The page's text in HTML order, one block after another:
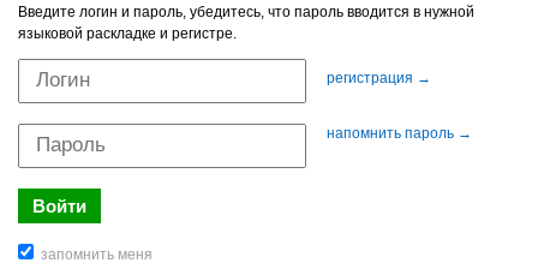
Введите логин и пароль, убедитесь, что пароль вводится в нужной
языковой раскладке и регистре.
регистрация →
напомнить пароль →